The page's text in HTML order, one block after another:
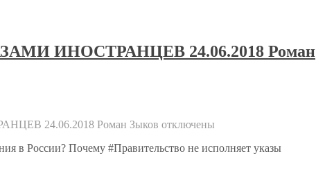
ИНОСТРАНЦЕВ 24.06.2018 Роман
24.06.2018 Роман Зыков отключены
в России? Почему #Правительство не исполняет указы